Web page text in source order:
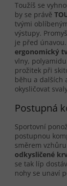
Toužíš se
by se právě
tvými
výstupy.
je před
ergonomický
vlny,
prožitek při
běhu a dalších
okysličovat
Postupná
Sportovní
postupnou
směrem
odkysličené
se tak líp
nohy se unaví